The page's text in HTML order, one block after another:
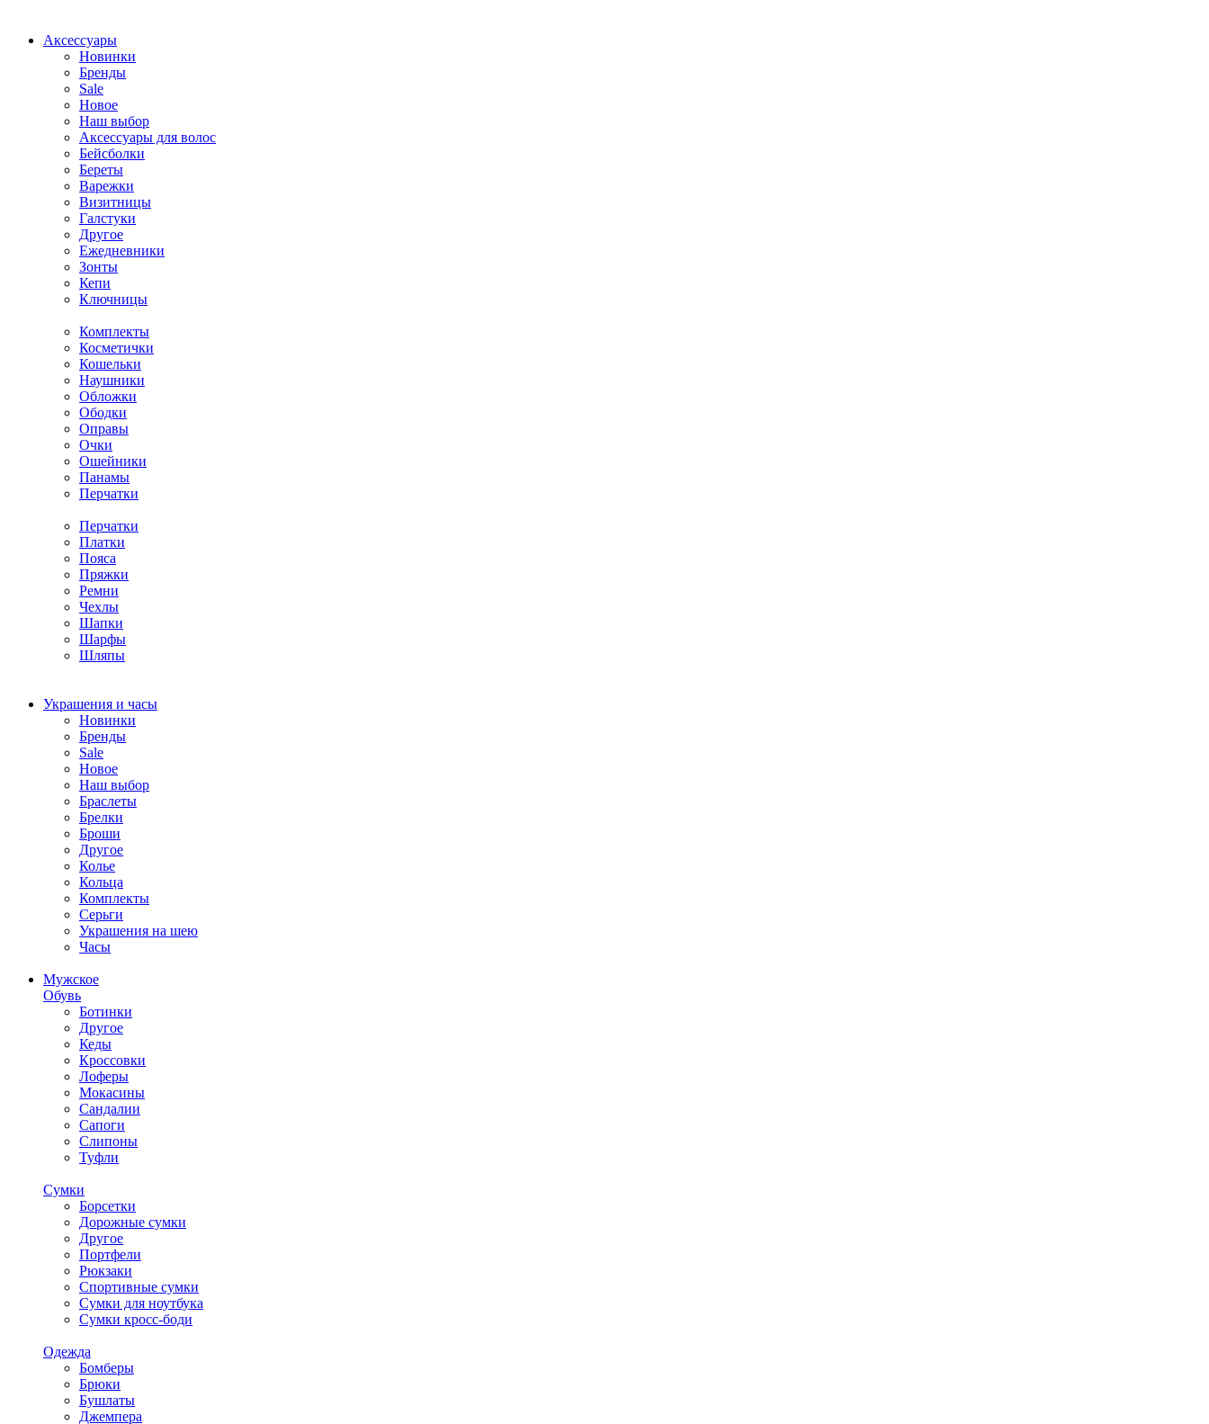
Аксессуары
Новинки
Бренды
Sale
Новое
Наш выбор
Аксессуары для волос
Бейсболки
Береты
Варежки
Визитницы
Галстуки
Другое
Ежедневники
Зонты
Кепи
Ключницы
Комплекты
Косметички
Кошельки
Наушники
Обложки
Ободки
Оправы
Очки
Ошейники
Панамы
Перчатки
Перчатки
Платки
Пояса
Пряжки
Ремни
Чехлы
Шапки
Шарфы
Шляпы
Украшения и часы
Новинки
Бренды
Sale
Новое
Наш выбор
Браслеты
Брелки
Броши
Другое
Колье
Кольца
Комплекты
Серьги
Украшения на шею
Часы
Мужское
Обувь
Ботинки
Другое
Кеды
Кроссовки
Лоферы
Мокасины
Сандалии
Сапоги
Слипоны
Туфли
Сумки
Борсетки
Дорожные сумки
Другое
Портфели
Рюкзаки
Спортивные сумки
Сумки для ноутбука
Сумки кросс-боди
Одежда
Бомберы
Брюки
Бушлаты
Джемпера